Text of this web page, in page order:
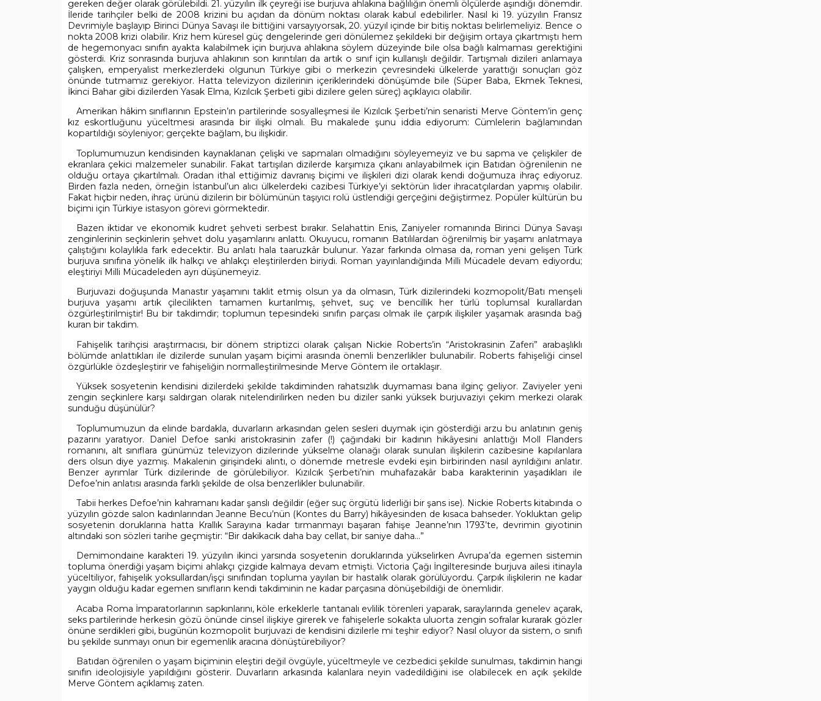
gereken değer olarak görülebildi. 21. yüzyılın ilk çeyreği ise burjuva ahlakına bağlılığın önemli ölçülerde aşındığı dönemdir.
İleride tarihçiler belki de 2008 krizini bu açıdan da dönüm noktası olarak kabul edebilirler. Nasıl ki 19. yüzyılın Fransız
Devrimiyle başlayıp Birinci Dünya Savaşı ile bittiğini varsayıyorsak, 20. yüzyıl içinde bir bitiş noktası belirlemeliyiz. Bence o
nokta 2008 krizi olabilir. Kriz hem küresel güç dengelerinde geri dönülemez şekildeki bir değişim ortaya çıkartmıştı hem
de hegemonyacı sınıfın ayakta kalabilmek için burjuva ahlakına söylem düzeyinde bile olsa bağlı kalmaması gerektiğini
gösterdi. Kriz sonrasında burjuva ahlakının son kırıntıları da artık o sınıf için kullanışlı değildir. Tartışmalı dizileri anlamaya
çalışken, emperyalist merkezlerdeki olgunun Türkiye gibi o merkezin çevresindeki ülkelerde yarattığı sonuçları göz
önünde tutmamız gerekiyor. Hatta televizyon dizilerinin içeriklerindeki dönüşümde bile (Süper Baba, Ekmek Teknesi,
İkinci Bahar gibi dizilerden Yasak Elma, Kızılcık Şerbeti gibi dizilere gelen süreç) açıklayıcı olabilir.
Amerikan hâkim sınıflarının Epstein’ın partilerinde sosyalleşmesi ile Kızılcık Şerbeti’nin senaristi Merve Göntem’in genç
kız eskortluğunu yüceltmesi arasında bir ilişki olmalı. Bu makalede şunu iddia ediyorum: Cümlelerin bağlamından
kopartıldığı söyleniyor; gerçekte bağlam, bu ilişkidir.
Toplumumuzun kendisinden kaynaklanan çelişki ve sapmaları olmadığını söyleyemeyiz ve bu sapma ve çelişkiler de
ekranlara çekici malzemeler sunabilir. Fakat tartışılan dizilerde karşımıza çıkanı anlayabilmek için Batıdan öğrenilenin ne
olduğu ortaya çıkartılmalı. Oradan ithal ettiğimiz davranış biçimi ve ilişkileri dizi olarak kendi doğumuza ihraç ediyoruz.
Birden fazla neden, örneğin İstanbul’un alıcı ülkelerdeki cazibesi Türkiye’yi sektörün lider ihracatçılardan yapmış olabilir.
Fakat hiçbir neden, ihraç ürünü dizilerin bir bölümünün taşıyıcı rolü üstlendiği gerçeğini değiştirmez. Popüler kültürün bu
biçimi için Türkiye istasyon görevi görmektedir.
Bazen iktidar ve ekonomik kudret şehveti serbest bırakır. Selahattin Enis, Zaniyeler romanında Birinci Dünya Savaşı
zenginlerinin seçkinlerin şehvet dolu yaşamlarını anlattı. Okuyucu, romanın Batılılardan öğrenilmiş bir yaşamı anlatmaya
çalıştığını kolaylıkla fark edecektir. Bu anlatı hala taaruzkâr bulunur. Yazar farkında olmasa da, roman yeni gelişen Türk
burjuva sınıfına yönelik ilk halkçı ve ahlakçı eleştirilerden biriydi. Roman yayınlandığında Milli Mücadele devam ediyordu;
eleştiriyi Milli Mücadeleden ayrı düşünemeyiz.
Burjuvazi doğuşunda Manastır yaşamını taklit etmiş olsun ya da olmasın, Türk dizilerindeki kozmopolit/Batı menşeli
burjuva yaşamı artık çilecilikten tamamen kurtarılmış, şehvet, suç ve bencillik her türlü toplumsal kurallardan
özgürleştirilmiştir! Bu bir takdimdir; toplumun tepesindeki sınıfın parçası olmak ile çarpık ilişkiler yaşamak arasında bağ
kuran bir takdim.
Fahişelik tarihçisi araştırmacısı, bir dönem striptizci olarak çalışan Nickie Roberts’in “Aristokrasinin Zaferi” arabaşlıklı
bölümde anlattıkları ile dizilerde sunulan yaşam biçimi arasında önemli benzerlikler bulunabilir. Roberts fahişeliği cinsel
özgürlükle özdeşleştirir ve fahişeliğin normalleştirilmesinde Merve Göntem ile ortaklaşır.
Yüksek sosyetenin kendisini dizilerdeki şekilde takdiminden rahatsızlık duymaması bana ilginç geliyor. Zaviyeler yeni
zengin seçkinlere karşı saldırgan olarak nitelendirilirken neden bu diziler sanki yüksek burjuvaziyi çekim merkezi olarak
sunduğu düşünülür?
Toplumumuzun da elinde bardakla, duvarların arkasından gelen sesleri duymak için gösterdiği arzu bu anlatının geniş
pazarını yaratıyor. Daniel Defoe sanki aristokrasinin zafer (!) çağındaki bir kadının hikâyesini anlattığı Moll Flanders
romanını, alt sınıflara günümüz televizyon dizilerinde yükselme olanağı olarak sunulan ilişkilerin cazibesine kapılanlara
ders olsun diye yazmış. Makalenin girişindeki alıntı, o dönemde metresle evdeki eşin birbirinden nasıl ayrıldığını anlatır.
Benzer ayrımlar Türk dizilerinde de görülebiliyor. Kızılcık Şerbeti’nin muhafazakâr baba karakterinin yaşadıkları ile
Defoe’nin anlatısı arasında farklı şekilde de olsa benzerlikler bulunabilir.
Tabii herkes Defoe’nin kahramanı kadar şanslı değildir (eğer suç örgütü liderliği bir şans ise). Nickie Roberts kitabında o
yüzyılın gözde salon kadınlarından Jeanne Becu’nün (Kontes du Barry) hikâyesinden de kısaca bahseder. Yokluktan gelip
sosyetenin doruklarına hatta Krallık Sarayına kadar tırmanmayı başaran fahişe Jeanne’nın 1793’te, devrimin giyotinin
altındaki son sözleri tarihe geçmiştir: “Bir dakikacık daha bay cellat, bir saniye daha…”
Demimondaine karakteri 19. yüzyılın ikinci yarsında sosyetenin doruklarında yükselirken Avrupa’da egemen sistemin
topluma önerdiği yaşam biçimi ahlakçı çizgide kalmaya devam etmişti. Victoria Çağı İngilteresinde burjuva ailesi itinayla
yüceltiliyor, fahişelik yoksullardan/işçi sınıfından topluma yayılan bir hastalık olarak görülüyordu. Çarpık ilişkilerin ne kadar
yaygın olduğu kadar egemen sınıfların kendi takdiminin ne kadar parçasına dönüşebildiği de önemlidir.
Acaba Roma İmparatorlarının sapkınlarını, köle erkeklerle tantanalı evlilik törenleri yaparak, saraylarında genelev açarak,
seks partilerinde herkesin gözü önünde cinsel ilişkiye girerek ve fahişelerle sokakta uluorta zengin sofralar kurarak gözler
önüne serdikleri gibi, bugünün kozmopolit burjuvazi de kendisini dizilerle mi teşhir ediyor? Nasıl oluyor da sistem, o sınıfı
bu şekilde sunmayı onun bir egemenlik aracına dönüştürebiliyor?
Batıdan öğrenilen o yaşam biçiminin eleştiri değil övgüyle, yüceltmeyle ve cezbedici şekilde sunulması, takdimin hangi
sınıfın ideolojisiyle yapıldığını gösterir. Duvarların arkasında kalanlara neyin vadedildiğini ise olabilecek en açık şekilde
Merve Göntem açıklamış zaten.